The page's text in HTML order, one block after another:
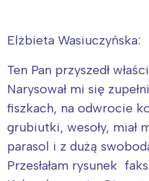
Elżbieta Wasiuczyńska:
Ten Pan przyszedł
Narysował mi się
fiszkach, na odwrocie
grubiutki, wesoły, miał
parasol i z dużą
Przesłałam rysunek